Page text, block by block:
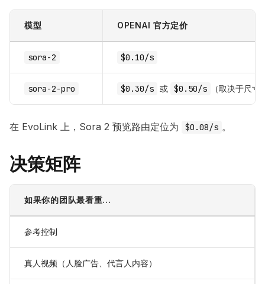
模型 OPENAI 官方定价
sora-2 $0.10/s
sora-2-pro $0.30/s 或 $0.50/s （取决于尺寸
在 EvoLink 上，Sora 2 预览路由定位为 $0.08/s 。
决策矩阵
如果你的团队最看重…
参考控制
真人视频（人脸广告、代言人内容）